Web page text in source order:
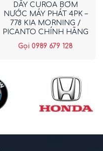
DÂY CUROA BƠM
NƯỚC MÁY PHÁT 4PK –
778 KIA MORNING /
PICANTO CHÍNH HÃNG
Gọi 0989 679 128